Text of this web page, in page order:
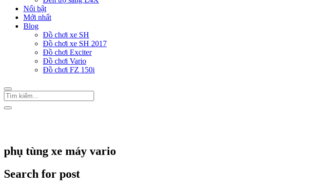
Nổi bật
Mới nhất
Blog
Đồ chơi xe SH
Đồ chơi xe SH 2017
Đồ chơi Exciter
Đồ chơi Vario
Đồ chơi FZ 150i
phụ tùng xe máy vario
Search for post